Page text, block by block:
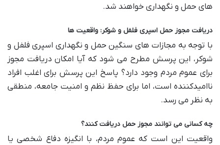
های حمل و نگهداری خواهند شد.
دریافت مجوز حمل اسپری فلفل و شوکر: واقعیت ها
با توجه به مجازات های سنگین حمل و نگهداری اسپری فلفل و
شوکر، این پرسش مطرح می شود که آیا امکان دریافت مجوز
برای عموم مردم وجود دارد؟ پاسخ این پرسش برای اغلب افراد
ناامیدکننده است، اما برای حفظ نظم و امنیت جامعه، منطقی
به نظر می رسد.
چه کسانی می توانند مجوز حمل دریافت کنند؟
واقعیت این است که عموم مردم، با انگیزه دفاع شخصی یا